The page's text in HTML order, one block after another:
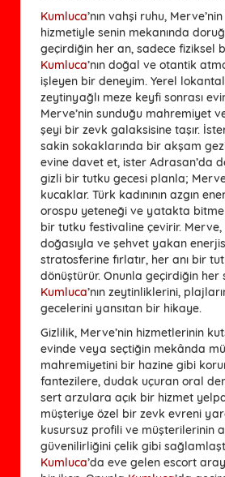
Kumluca’nın vahşi ruhu,
hizmetiyle senin mekanında
geçirdiğin her an, sadece fiziksel
Kumluca’nın doğal ve otantik
işleyen bir deneyim. Yerel
zeytinyağlı meze keyfi sonrası
Merve’nin sunduğu mahremiyet
şeyi bir zevk galaksisine taşır.
sakin sokaklarında bir akşam
evine davet et, ister Adrasan’da
gizli bir tutku gecesi planla;
kucaklar. Türk kadınının azgın
orospu yeteneği ve yatakta
bir tutku festivaline çevirir. Merve,
doğasıyla ve şehvet yakan
stratosferine fırlatır, her anı bir
dönüştürür. Onunla geçirdiğin her
Kumluca’nın zeytinliklerini,
gecelerini yansıtan bir hikaye.
Gizlilik, Merve’nin hizmetlerinin
evinde veya seçtiğin mekânda
mahremiyetini bir hazine gibi
fantezilere, dudak uçuran oral
sert arzulara açık bir hizmet
müşteriye özel bir zevk evreni
kusursuz profili ve müşterilerinin
güvenilirliğini çelik gibi
Kumluca’da eve gelen escort